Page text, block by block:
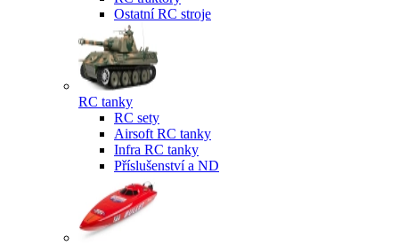
Ostatní RC stroje
RC tanky
RC sety
Airsoft RC tanky
Infra RC tanky
Příslušenství a ND